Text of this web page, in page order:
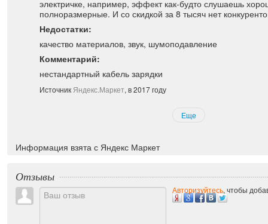
электричке, например, эффект как-будто слушаешь
полноразмерные. И со скидкой за 8 тысяч нет
Недостатки:
качество материалов, звук, шумоподавление
Комментарий:
нестандартный кабель зарядки
Источник Яндекс.Маркет, в 2017 году
Еще
Информация взята с Яндекс Маркет
Отзывы
Авторизуйтесь, чтобы